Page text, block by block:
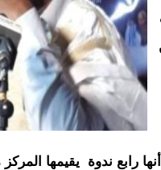
رابع ندوة يقيمها